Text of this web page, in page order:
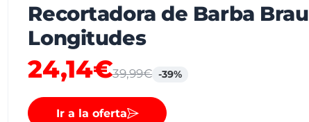
Recortadora de Barba
Longitudes
24,14€39,99€ -39%
Ir a la oferta